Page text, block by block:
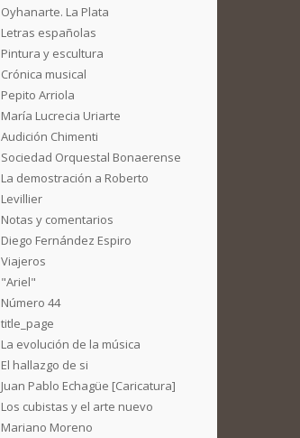
Oyhanarte. La Plata
Letras españolas
Pintura y escultura
Crónica musical
Pepito Arriola
María Lucrecia Uriarte
Audición Chimenti
Sociedad Orquestal Bonaerense
La demostración a Roberto
Levillier
Notas y comentarios
Diego Fernández Espiro
Viajeros
"Ariel"
Número 44
title_page
La evolución de la música
El hallazgo de si
Juan Pablo Echagüe [Caricatura]
Los cubistas y el arte nuevo
Mariano Moreno